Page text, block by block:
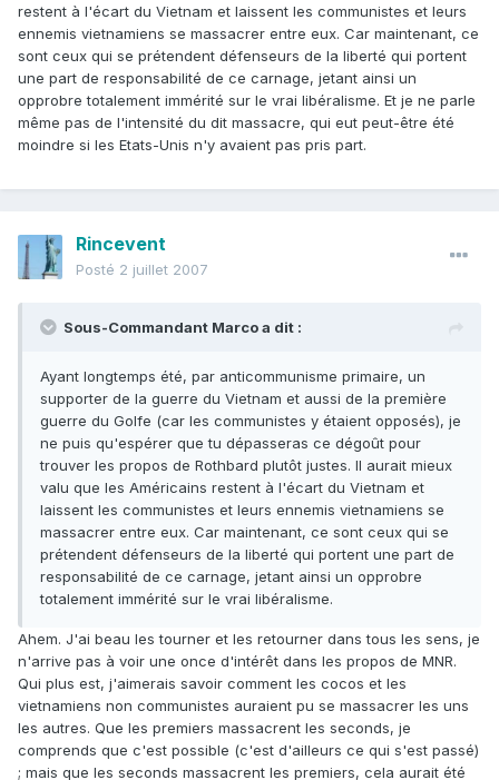
restent à l'écart du Vietnam et laissent les communistes et leurs
ennemis vietnamiens se massacrer entre eux. Car maintenant, ce
sont ceux qui se prétendent défenseurs de la liberté qui portent
une part de responsabilité de ce carnage, jetant ainsi un
opprobre totalement immérité sur le vrai libéralisme. Et je ne parle
même pas de l'intensité du dit massacre, qui eut peut-être été
moindre si les Etats-Unis n'y avaient pas pris part.
Rincevent
Posté 2 juillet 2007
Sous-Commandant Marco a dit :
Ayant longtemps été, par anticommunisme primaire, un
supporter de la guerre du Vietnam et aussi de la première
guerre du Golfe (car les communistes y étaient opposés), je
ne puis qu'espérer que tu dépasseras ce dégoût pour
trouver les propos de Rothbard plutôt justes. Il aurait mieux
valu que les Américains restent à l'écart du Vietnam et
laissent les communistes et leurs ennemis vietnamiens se
massacrer entre eux. Car maintenant, ce sont ceux qui se
prétendent défenseurs de la liberté qui portent une part de
responsabilité de ce carnage, jetant ainsi un opprobre
totalement immérité sur le vrai libéralisme.
Ahem. J'ai beau les tourner et les retourner dans tous les sens, je
n'arrive pas à voir une once d'intérêt dans les propos de MNR.
Qui plus est, j'aimerais savoir comment les cocos et les
vietnamiens non communistes auraient pu se massacrer les uns
les autres. Que les premiers massacrent les seconds, je
comprends que c'est possible (c'est d'ailleurs ce qui s'est passé)
; mais que les seconds massacrent les premiers, cela aurait été